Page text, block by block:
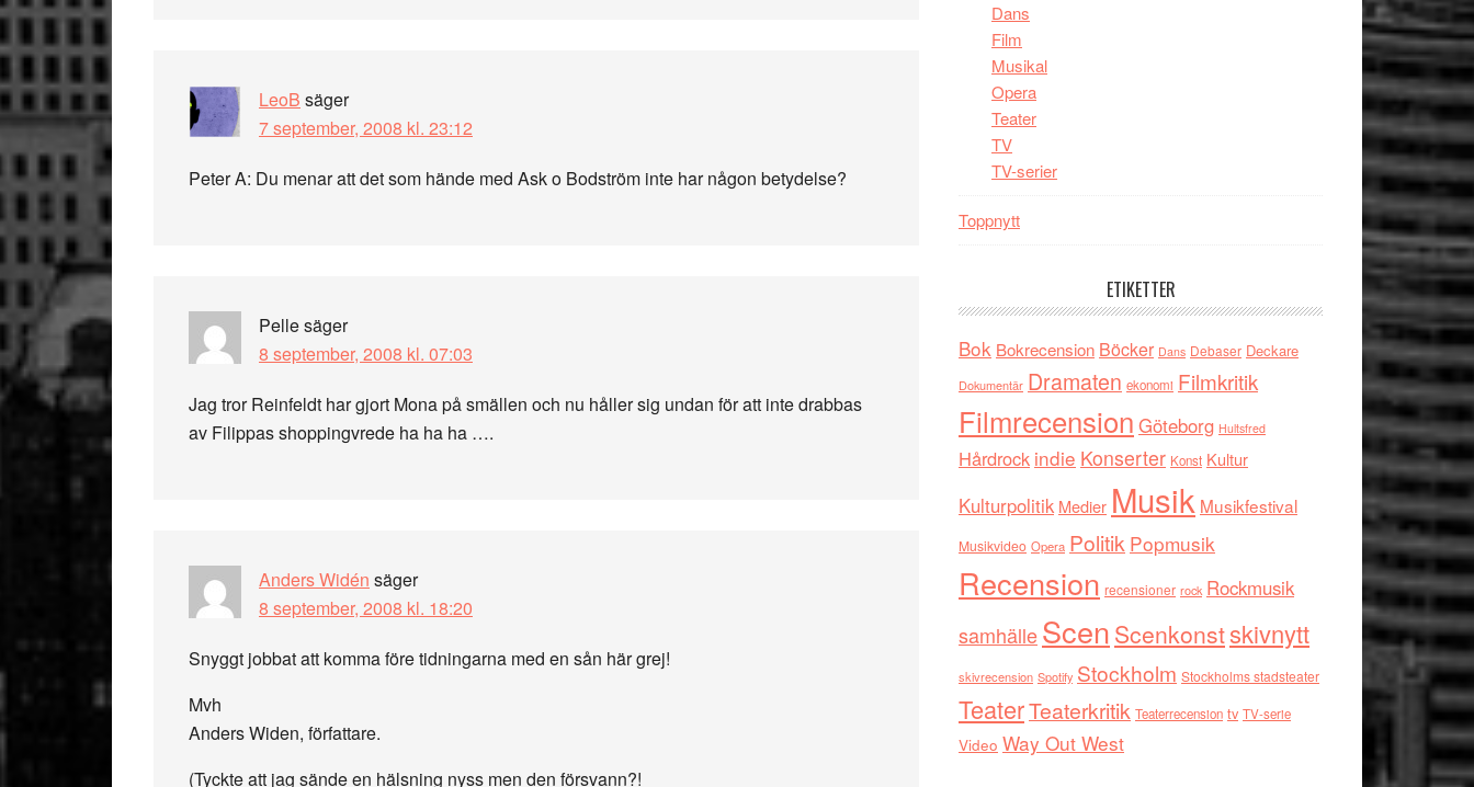
LeoB säger
7 september, 2008 kl. 23:12
Peter A: Du menar att det som hände med Ask o Bodström inte har någon betydelse?
Pellesäger
8 september, 2008 kl. 07:03
Jag tror Reinfeldt har gjort Mona på smällen och nu håller sig undan för att inte drabbas
av Filippas shoppingvrede ha ha ha ….
Anders Widén säger
8 september, 2008 kl. 18:20
Snyggt jobbat att komma före tidningarna med en sån här grej!
Mvh
Anders Widen, författare.
(Tyckte att jag sände en hälsning nyss men den försvann?!
Dans
Film
Musikal
Opera
Teater
TV
TV-serier
Toppnytt
ETIKETTER
Bok Bokrecension Böcker Dans Debaser Deckare
Dokumentär Dramaten ekonomi Filmkritik
Filmrecension Göteborg Hultsfred
Hårdrock indie Konserter Konst Kultur
Kulturpolitik Medier Musik Musikfestival
Musikvideo Opera Politik Popmusik
Recension recensioner rock Rockmusik
samhälleScen Scenkonstskivnytt
skivrecension Spotify Stockholm Stockholms stadsteater
TeaterTeaterkritik Teaterrecension tv TV-serie
Video Way Out West